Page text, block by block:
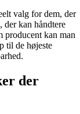
valg for dem, der
kan håndtere
producent kan man
til de højeste
der